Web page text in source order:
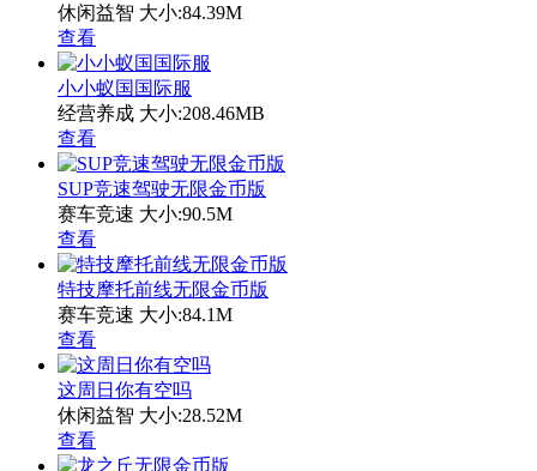
休闲益智 大小:84.39M
查看
小小蚁国国际服
经营养成 大小:208.46MB
查看
SUP竞速驾驶无限金币版
赛车竞速 大小:90.5M
查看
特技摩托前线无限金币版
赛车竞速 大小:84.1M
查看
这周日你有空吗
休闲益智 大小:28.52M
查看